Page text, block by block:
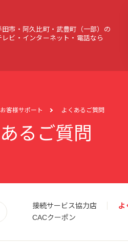
田市・阿久比町・武豊町（一部）の
レビ・インターネット・電話なら
お客様サポート よくあるご質問
るご質問
接続サービス協力店 よ
CACクーポン